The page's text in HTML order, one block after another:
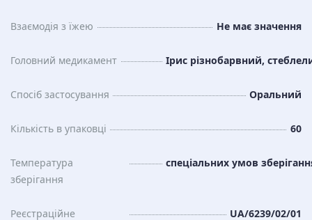
Взаємодія з їжею Не має значення
Головний медикамент Ірис різнобарвний,
Спосіб застосування Оральний
Кількість в упаковці 60
Температура
зберiгання
спеціальних умов
Реєстраційне
UA/6239/02/01